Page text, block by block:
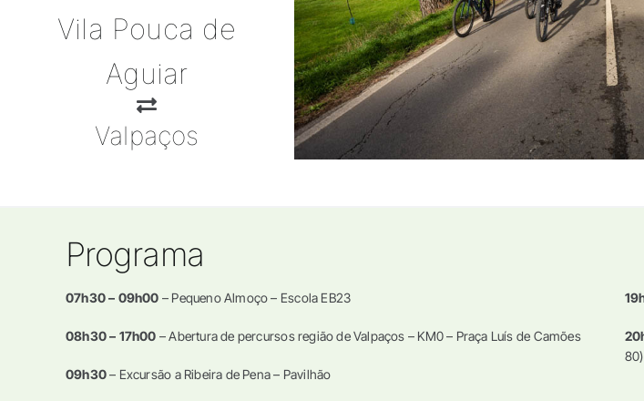
Vila Pouca de
Aguiar
Valpaços
Programa
07h30 – 09h00 – Pequeno Almoço – Escola EB23
08h30 – 17h00 – Abertura de percursos região de Valpaços – KM0 – Praça Luís de Camões
09h30– Excursão a Ribeira de Pena – Pavilhão